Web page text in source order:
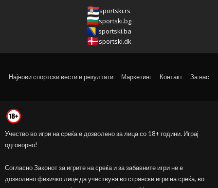
sportski.rs
sportski.bg
sportski.ba
sportski.dk
Најнови спортски вести и резултати Маркетинг Контакт За нас
Учество во игри на среќа е дозволено за лица со 18+ години. Играј
одговорно!
Согласно Законот за игрите на среќа и за забавните игри не е
дозволено физичко лице да учествува во странски игри на среќа, во